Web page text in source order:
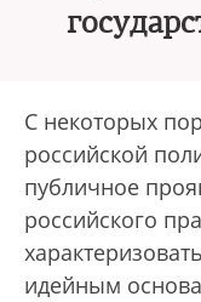
С некоторых
российской
публичное
российского
идейным